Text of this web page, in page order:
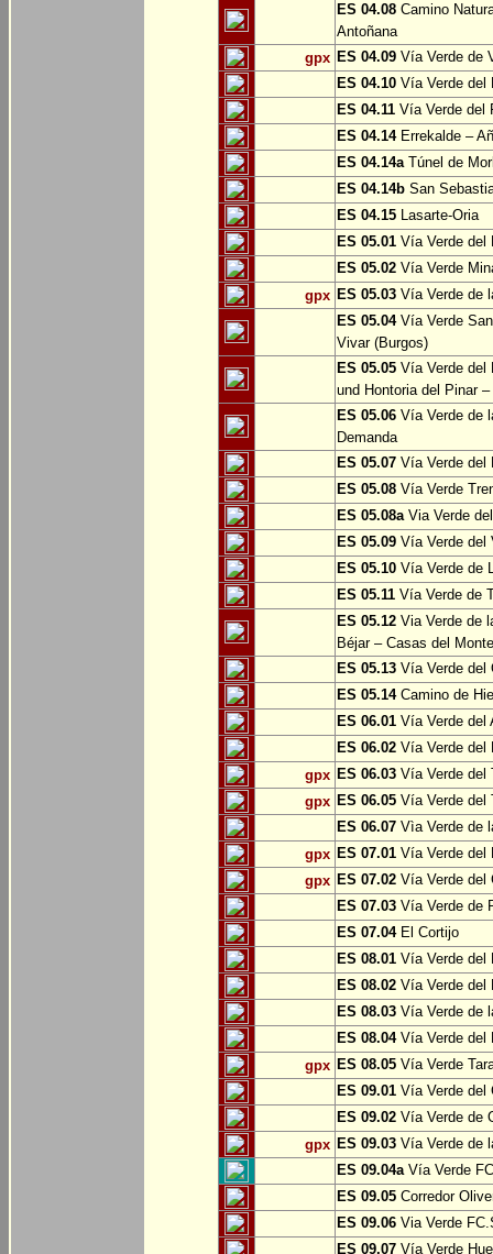
ES 04.08 Camino
Antoñana
gpx ES 04.09 Vía Verde de
ES 04.10 Vía Verde del
ES 04.11 Vía Verde del
ES 04.14Errekalde –
ES 04.14aTúnel de
ES 04.14b San
ES 04.15 Lasarte-Oria
ES 05.01 Vía Verde del
ES 05.02 Vía Verde
gpx ES 05.03 Vía Verde de
ES 05.04Vía Verde
Vivar (Burgos)
ES 05.05 Vía Verde del
und Hontoria del Pinar
ES 05.06 Vía Verde de
Demanda
ES 05.07 Vía Verde del
ES 05.08 Vía Verde
ES 05.08aVia Verde
ES 05.09 Vía Verde del
ES 05.10 Vía Verde de
ES 05.11 Vía Verde de
ES 05.12 Via Verde de
Béjar – Casas del Monte
ES 05.13 Vía Verde del
ES 05.14Camino de
ES 06.01 Vía Verde del
ES 06.02 Vía Verde del
gpx ES 06.03 Vía Verde del
gpx ES 06.05 Vía Verde del
ES 06.07 Vìa Verde de
gpx ES 07.01 Vía Verde del
gpx ES 07.02 Vía Verde del
ES 07.03 Vía Verde de
ES 07.04El Cortijo
ES 08.01 Vía Verde del
ES 08.02 Vía Verde del
ES 08.03 Vía Verde de
ES 08.04Vía Verde del
gpx ES 08.05 Vía Verde
ES 09.01 Vía Verde del
ES 09.02 Vía Verde de
gpx ES 09.03 Vía Verde de
ES 09.04aVía Verde
ES 09.05 Corredor
ES 09.06 Via Verde
ES 09.07 Vía Verde